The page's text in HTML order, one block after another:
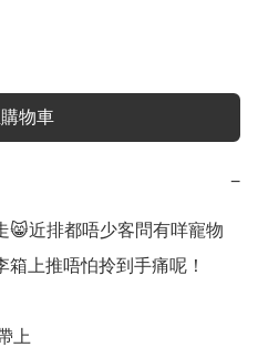
物車
−
😸近排都唔少客問有咩寵物
上推唔怕拎到手痛呢！
上